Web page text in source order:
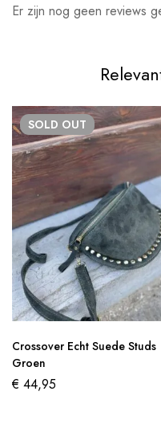
Er zijn nog geen reviews
SOLD OUT
Crossover Echt Suede Studs
Groen
€ 44,95